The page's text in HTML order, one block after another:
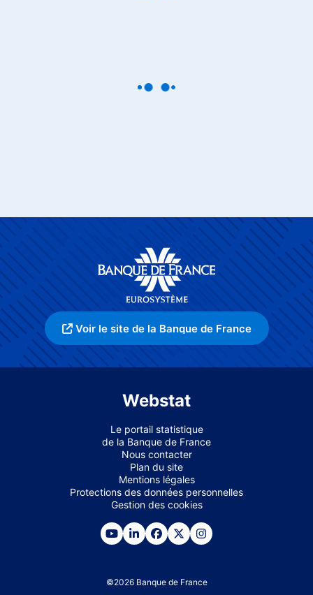
Voir le site de la Banque de France
Webstat
Le portail statistique
de la Banque de France
Nous contacter
Plan du site
Mentions légales
Protections des données personnelles
Gestion des cookies
©2026 Banque de France